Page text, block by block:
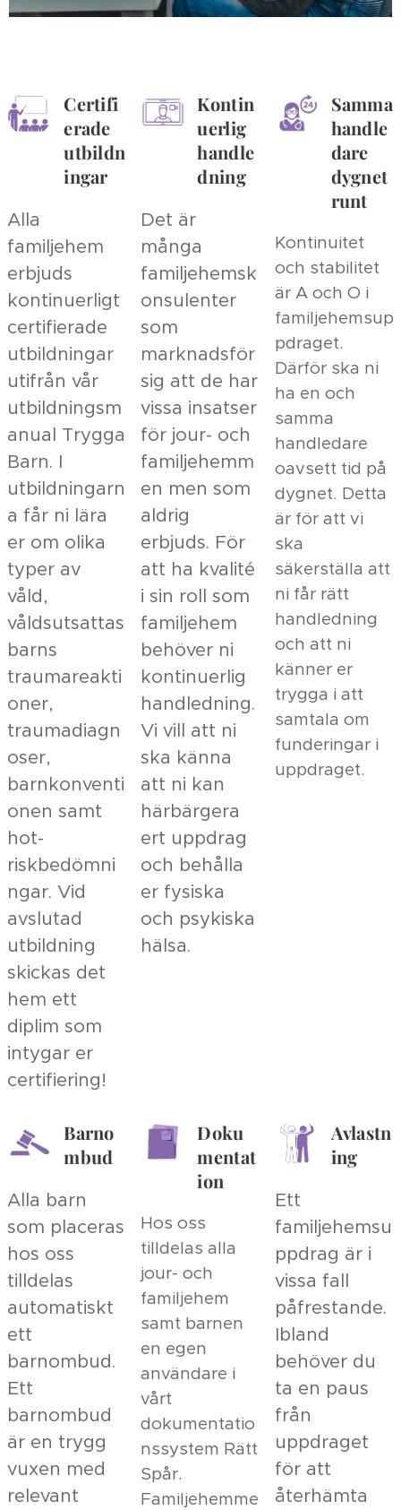
Certifi
erade
utbildn
ingar
Alla
familjehem
erbjuds
kontinuerligt
certifierade
utbildningar
utifrån vår
utbildningsm
anual Trygga
Barn. I
utbildningarn
a får ni lära
er om olika
typer av
våld,
våldsutsattas
barns
traumareakti
oner,
traumadiagn
oser,
barnkonventi
onen samt
hot-
riskbedömni
ngar. Vid
avslutad
utbildning
skickas det
hem ett
diplim som
intygar er
certifiering!
Kontin
uerlig
handle
dning
Det är
många
familjehemsk
onsulenter
som
marknadsför
sig att de har
vissa insatser
för jour- och
familjehemm
en men som
aldrig
erbjuds. För
att ha kvalité
i sin roll som
familjehem
behöver ni
kontinuerlig
handledning.
Vi vill att ni
ska känna
att ni kan
härbärgera
ert uppdrag
och behålla
er fysiska
och psykiska
hälsa.
Samma
handle
dare
dygnet
runt
Kontinuitet
och stabilitet
är A och O i
familjehemsup
pdraget.
Därför ska ni
ha en och
samma
handledare
oavsett tid på
dygnet. Detta
är för att vi
ska
säkerställa att
ni får rätt
handledning
och att ni
känner er
trygga i att
samtala om
funderingar i
uppdraget.
Barno
mbud
Alla barn
som placeras
hos oss
tilldelas
automatiskt
ett
barnombud.
Ett
barnombud
är en trygg
vuxen med
relevant
Doku
mentat
ion
Hos oss
tilldelas alla
jour- och
familjehem
samt barnen
en egen
användare i
vårt
dokumentatio
nssystem Rätt
Spår.
Familjehemme
Avlastn
ing
Ett
familjehemsu
ppdrag är i
vissa fall
påfrestande.
Ibland
behöver du
ta en paus
från
uppdraget
för att
återhämta